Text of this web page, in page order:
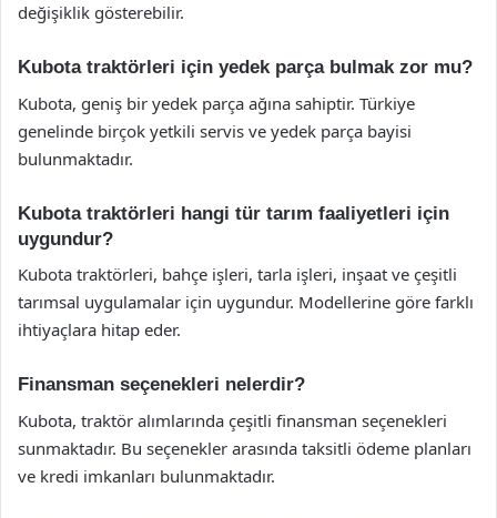
değişiklik gösterebilir.
Kubota traktörleri için yedek parça bulmak zor mu?
Kubota, geniş bir yedek parça ağına sahiptir. Türkiye
genelinde birçok yetkili servis ve yedek parça bayisi
bulunmaktadır.
Kubota traktörleri hangi tür tarım faaliyetleri için
uygundur?
Kubota traktörleri, bahçe işleri, tarla işleri, inşaat ve çeşitli
tarımsal uygulamalar için uygundur. Modellerine göre farklı
ihtiyaçlara hitap eder.
Finansman seçenekleri nelerdir?
Kubota, traktör alımlarında çeşitli finansman seçenekleri
sunmaktadır. Bu seçenekler arasında taksitli ödeme planları
ve kredi imkanları bulunmaktadır.